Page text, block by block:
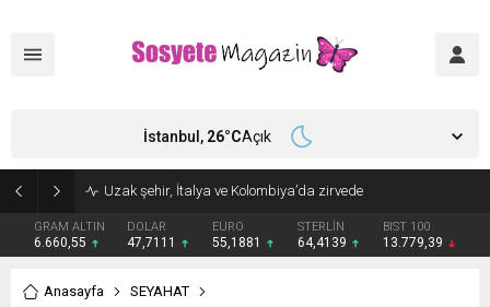
Uzak şehir, İtalya ve Kolombiya’da zirvede
GRAM ALTIN
6.660,55
DOLAR
47,7111
EURO
55,1881
STERLİN
64,4139
BIST 100
13.779,39
İstanbul, 26°CAçık
Anasayfa
SEYAHAT